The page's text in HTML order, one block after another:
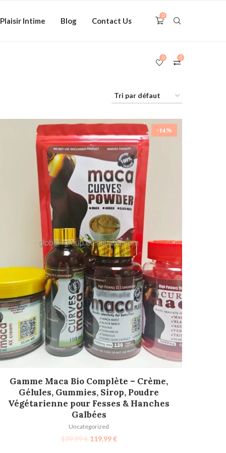
Plaisir Intime Blog Contact Us
0
0
0
-14%
AJOUTER AU PANIER
Gamme Maca Bio Complète – Crème,
Gélules, Gummies, Sirop, Poudre
Végétarienne pour Fesses & Hanches
Galbées
Uncategorized
139.99€ 119.99€